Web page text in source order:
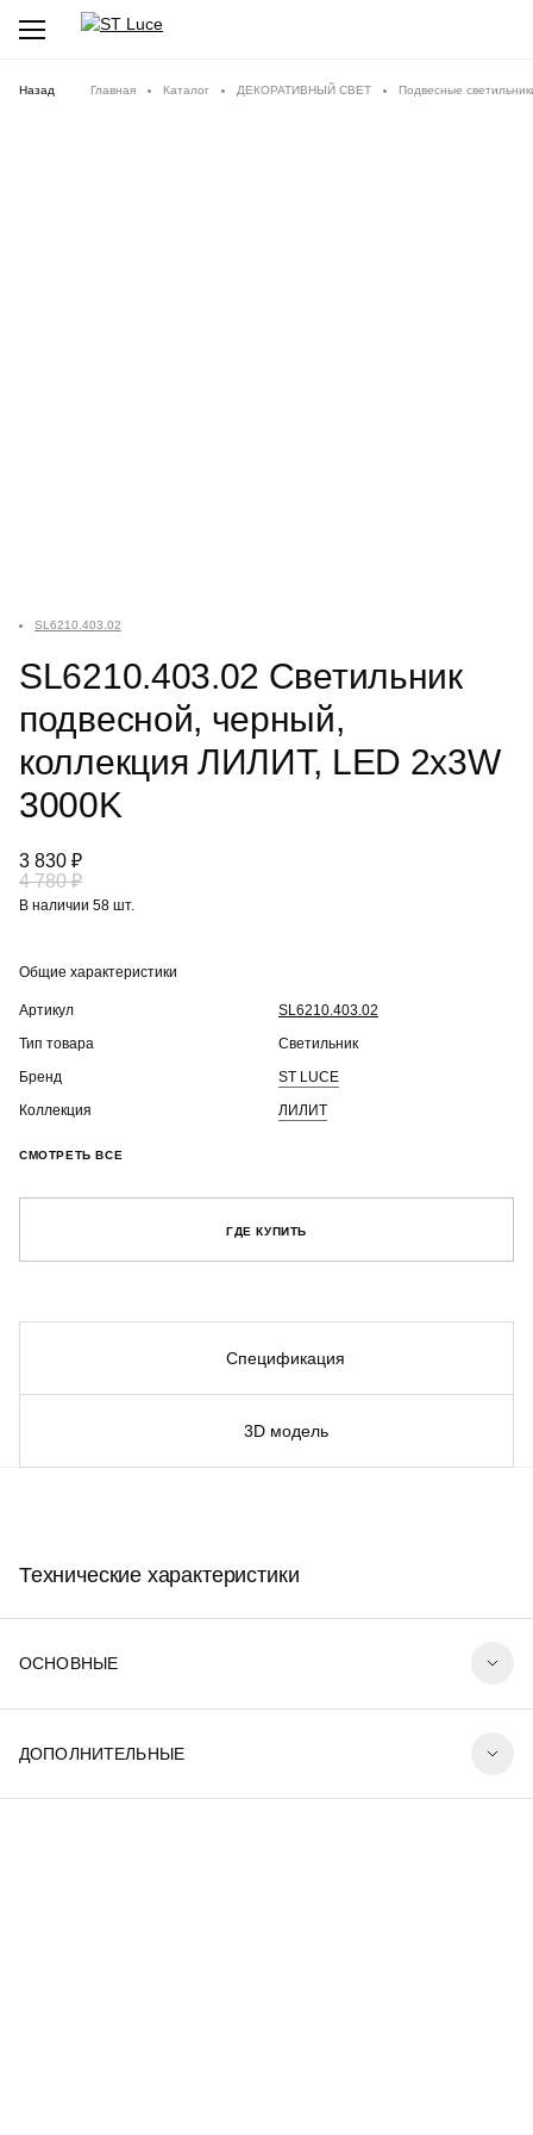
Назад Главная Каталог ДЕКОРАТИВНЫЙ СВЕТ Подвесные
SL6210.403.02
SL6210.403.02 Светильник
подвесной, черный,
коллекция ЛИЛИТ, LED 2x3W
3000K
3 830 ₽
4 780 ₽
В наличии 58 шт.
Общие характеристики
Артикул
SL6210.403.02
Тип товара
Светильник
Бренд
ST LUCE
Коллекция
ЛИЛИТ
СМОТРЕТЬ ВСЕ
ГДЕ КУПИТЬ
Спецификация
3D модель
Технические характеристики
ОСНОВНЫЕ
ДОПОЛНИТЕЛЬНЫЕ